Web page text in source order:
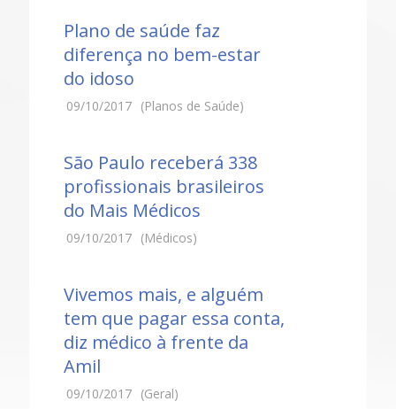
Plano de saúde faz
diferença no bem-estar
do idoso
09/10/2017 (Planos de Saúde)
São Paulo receberá 338
profissionais brasileiros
do Mais Médicos
09/10/2017 (Médicos)
Vivemos mais, e alguém
tem que pagar essa conta,
diz médico à frente da
Amil
09/10/2017 (Geral)